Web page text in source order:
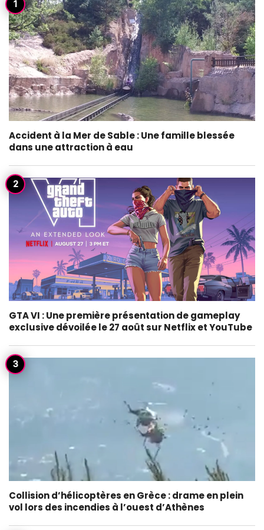
Accident à la Mer de Sable : Une famille blessée
dans une attraction à eau
GTA VI : Une première présentation de gameplay
exclusive dévoilée le 27 août sur Netflix et YouTube
Collision d’hélicoptères en Grèce : drame en plein
vol lors des incendies à l’ouest d’Athènes